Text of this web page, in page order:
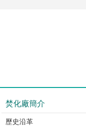
焚化廠簡介
歷史沿革